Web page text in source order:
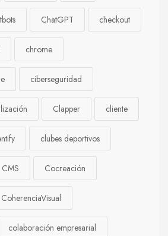
ChatGPT checkout
chrome
ciberseguridad
Clapper cliente
clubes deportivos
CMS Cocreación
CoherenciaVisual
colaboración empresarial